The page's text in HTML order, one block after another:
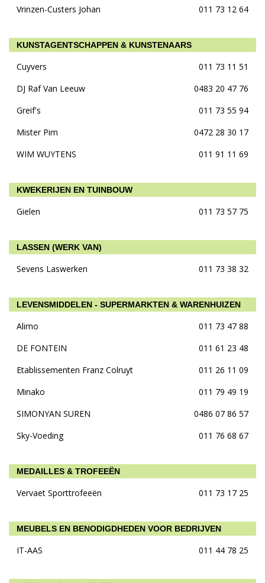
Vrinzen-Custers Johan
011 73 12 64
KUNSTAGENTSCHAPPEN & KUNSTENAARS
Cuyvers
011 73 11 51
DJ Raf Van Leeuw
0483 20 47 76
Greif's
011 73 55 94
Mister Pim
0472 28 30 17
WIM WUYTENS
011 91 11 69
KWEKERIJEN EN TUINBOUW
Gielen 011 73 57 75
LASSEN (WERK VAN)
Sevens Laswerken 011 73 38 32
LEVENSMIDDELEN - SUPERMARKTEN & WARENHUIZEN
Alimo
011 73 47 88
DE FONTEIN
011 61 23 48
Etablissementen Franz Colruyt
011 26 11 09
Minako
011 79 49 19
SIMONYAN SUREN
0486 07 86 57
Sky-Voeding
011 76 68 67
MEDAILLES & TROFEEËN
Vervaet Sporttrofeeën 011 73 17 25
MEUBELS EN BENODIGDHEDEN VOOR BEDRIJVEN
IT-AAS 011 44 78 25